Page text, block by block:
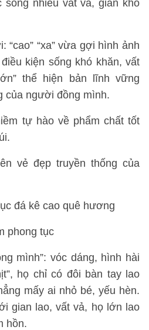
sống nhiều vất vả, gian khó
“xa” vừa gợi hình ảnh
kiện sống khó khăn, vất
thể hiện bản lĩnh vững
của người đồng mình.
tự hào về phẩm chất tốt
vẻ đẹp truyền thống của
đá kê cao quê hương
phong tục
mình”: vóc dáng, hình hài
họ chỉ có đôi bàn tay lao
mấy ai nhỏ bé, yếu hèn.
gian lao, vất vả, họ lớn lao
hồn.